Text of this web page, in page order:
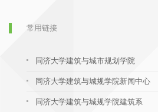
常用链接
同济大学建筑与城市规划学院
同济大学建筑与城规学院新闻中心
同济大学建筑与城规学院建筑系